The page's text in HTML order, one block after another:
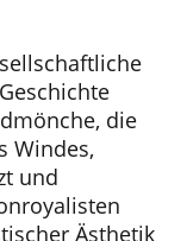
die
Windes,
und
Ästhetik